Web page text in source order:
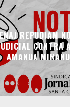
REPUDIAM
CONTRA
AMANDA